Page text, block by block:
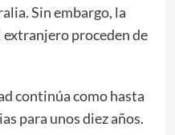
Sin embargo, la
proceden de
continúa como hasta
para unos diez años.